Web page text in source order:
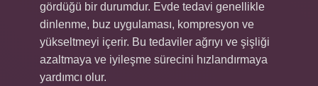
gördüğü bir durumdur. Evde tedavi genellikle
dinlenme, buz uygulaması, kompresyon ve
yükseltmeyi içerir. Bu tedaviler ağrıyı ve şişliği
azaltmaya ve iyileşme sürecini hızlandırmaya
yardımcı olur.